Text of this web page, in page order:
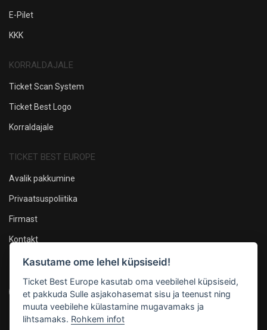
E-Pilet
KKK
KORRALDAJALE
Ticket Scan System
Ticket Best Logo
Korraldajale
TICKET BEST EUROPE
Avalik pakkumine
Privaatsuspoliitika
Firmast
Kontakt
Oleme sotsiaalmeedias
Maksevõimalused
Kasutame ome lehel küpsiseid!
Ticket Best Europe kasutab oma veebilehel küpsiseid,
et pakkuda Sulle asjakohasemat sisu ja teenust ning
muuta veebilehe külastamine mugavamaks ja
lihtsamaks. Rohkem infot